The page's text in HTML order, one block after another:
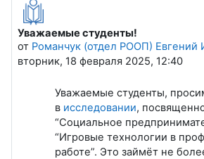
Уважаемые студенты!
от Романчук (отдел РООП) Евгений
вторник, 18 февраля 2025, 12:40
Количество ответов: 0
Уважаемые студенты,
в исследовании,
“Социальное
“Игровые технологии в
работе”. Это займёт не